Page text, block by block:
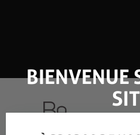
BIENVENUE